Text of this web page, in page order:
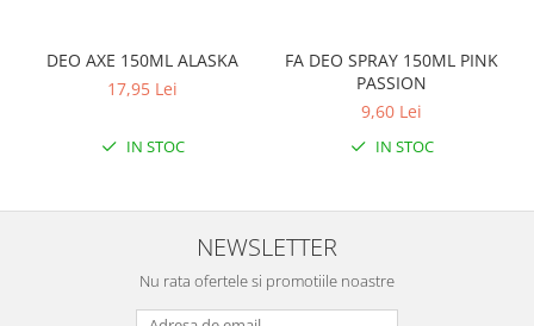
DEO AXE 150ML ALASKA
17,95 Lei
IN STOC
FA DEO SPRAY 150ML PINK
PASSION
9,60 Lei
IN STOC
NEWSLETTER
Nu rata ofertele si promotiile noastre